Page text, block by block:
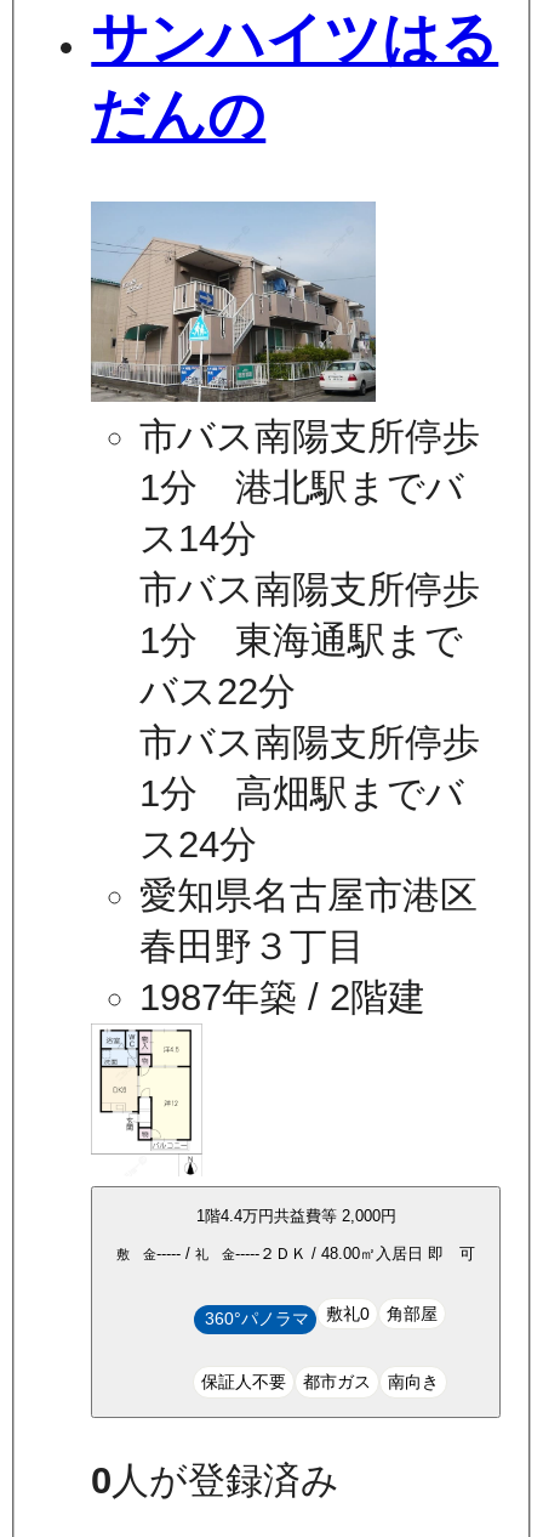
サンハイツはる
だんの
市バス南陽支所停歩
1分 港北駅までバ
ス14分
市バス南陽支所停歩
1分 東海通駅まで
バス22分
市バス南陽支所停歩
1分 高畑駅までバ
ス24分
愛知県名古屋市港区
春田野３丁目
1987年築 / 2階建
1 階4.4万円共益費等 2,000円
敷 金----- / 礼 金----- ２ＤＫ / 48.00㎡ 入居日 即 可
360°パノラマ 敷礼0 角部屋
保証人不要 都市ガス 南向き
0人が登録済み